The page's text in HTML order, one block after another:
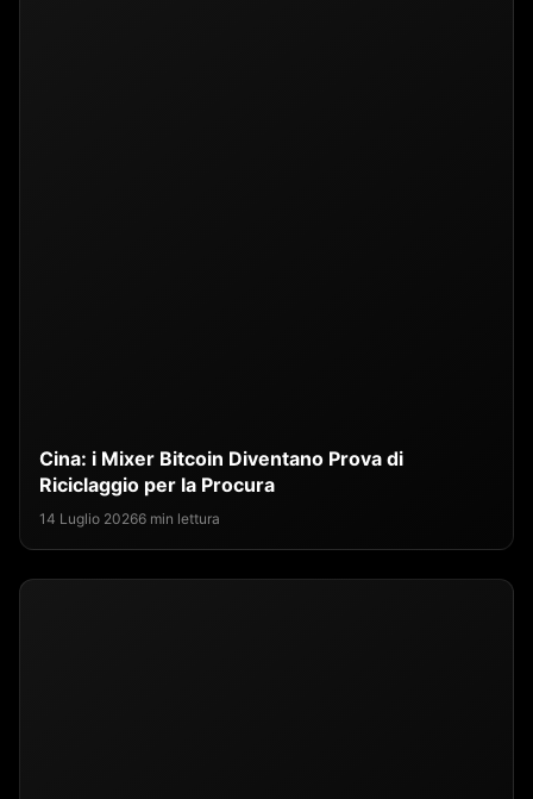
Cina: i Mixer Bitcoin Diventano Prova di
Riciclaggio per la Procura
14 Luglio 20266 min lettura